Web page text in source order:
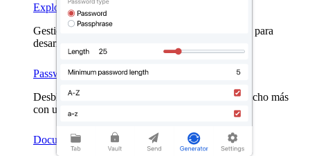
Explora Administrador de secretos
Gestión de secretos cifrados de extremo a extremo para
desarrollo, DevOps y equipos de TI.
Passwordless.dev y Passkeys
Desbloquea las funciones de la llave maestra y mucho más
con unas pocas líneas de código
Documentación del Desarrollador